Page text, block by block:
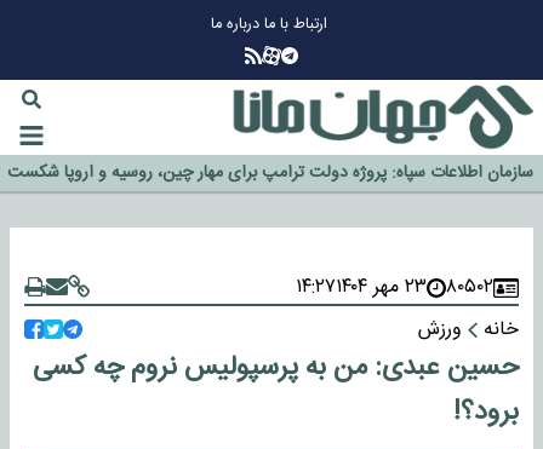
ارتباط با مادرباره ما
گزینه جدایی اوسمار روی میز مدیران پرسپولیس
آیا رئیس جمهور آمریکا قانون را دور می‌زند؟
اخراج رسمی چهره نامدار از پرسپولیس
سازمان اطلاعات سپاه: پروژه دولت ترامپ برای مهار چین، روسیه و اروپا شکست
خورد
۸۰۵۰۲ ۲۳ مهر ۱۴۰۴
۱۴:۲۷
خانه
ورزش
حسین عبدی: من به پرسپولیس نروم چه کسی
برود؟!